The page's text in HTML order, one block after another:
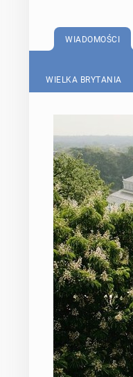
WIADOMOŚCI
WIELKA BRYTANIA